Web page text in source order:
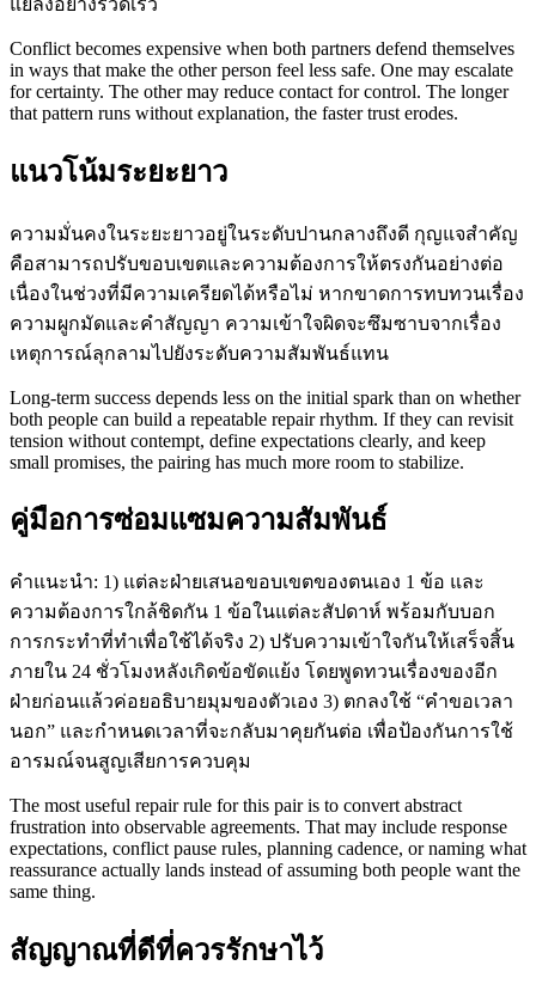
Conflict becomes expensive when both partners defend themselves
in ways that make the other person feel less safe. One may escalate
for certainty. The other may reduce contact for control. The longer
that pattern runs without explanation, the faster trust erodes.
แนวโน้มระยะยาว
ความมั่นคงในระยะยาวอยู่ในระดับปานกลางถึงดี กุญแจสำคัญ
คือสามารถปรับขอบเขตและความต้องการให้ตรงกันอย่างต่อ
เนื่องในช่วงที่มีความเครียดได้หรือไม่ หากขาดการทบทวนเรื่อง
ความผูกมัดและคำสัญญา ความเข้าใจผิดจะซึมซาบจากเรื่อง
เหตุการณ์ลุกลามไปยังระดับความสัมพันธ์แทน
Long-term success depends less on the initial spark than on whether
both people can build a repeatable repair rhythm. If they can revisit
tension without contempt, define expectations clearly, and keep
small promises, the pairing has much more room to stabilize.
คู่มือการซ่อมแซมความสัมพันธ์
คำแนะนำ: 1) แต่ละฝ่ายเสนอขอบเขตของตนเอง 1 ข้อ และ
ความต้องการใกล้ชิดกัน 1 ข้อในแต่ละสัปดาห์ พร้อมกับบอก
การกระทำที่ทำเพื่อใช้ได้จริง 2) ปรับความเข้าใจกันให้เสร็จสิ้น
ภายใน 24 ชั่วโมงหลังเกิดข้อขัดแย้ง โดยพูดทวนเรื่องของอีก
ฝ่ายก่อนแล้วค่อยอธิบายมุมของตัวเอง 3) ตกลงใช้ “คำขอเวลา
นอก” และกำหนดเวลาที่จะกลับมาคุยกันต่อ เพื่อป้องกันการใช้
อารมณ์จนสูญเสียการควบคุม
The most useful repair rule for this pair is to convert abstract
frustration into observable agreements. That may include response
expectations, conflict pause rules, planning cadence, or naming what
reassurance actually lands instead of assuming both people want the
same thing.
สัญญาณที่ดีที่ควรรักษาไว้